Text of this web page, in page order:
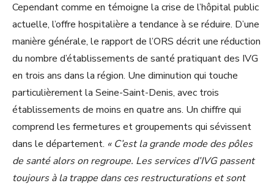
Cependant comme en témoigne la crise de l’hôpital public
actuelle, l’offre hospitalière a tendance à se réduire. D’une
manière générale, le rapport de l’ORS décrit une réduction
du nombre d’établissements de santé pratiquant des IVG
en trois ans dans la région. Une diminution qui touche
particulièrement la Seine-Saint-Denis, avec trois
établissements de moins en quatre ans. Un chiffre qui
comprend les fermetures et groupements qui sévissent
dans le département. « C’est la grande mode des pôles
de santé alors on regroupe. Les services d’IVG passent
toujours à la trappe dans ces restructurations et sont